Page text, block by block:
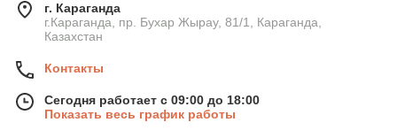
г. Караганда
г.Караганда, пр. Бухар Жырау, 81/1, Караганда,
Казахстан
Контакты
Сегодня работает с 09:00 до 18:00
Показать весь график работы